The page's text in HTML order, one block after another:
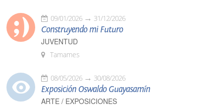
09/01/2026 31/12/2026
Construyendo mi Futuro
JUVENTUD
Tamames
08/05/2026 30/08/2026
Exposición Oswaldo Guayasamín
ARTE / EXPOSICIONES